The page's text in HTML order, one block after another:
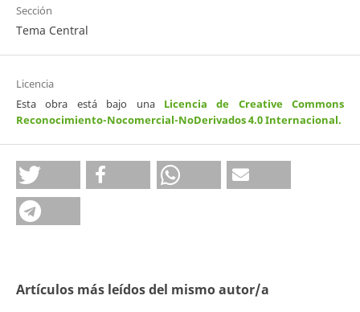
Sección
Tema Central
Licencia
Esta obra está bajo una Licencia de Creative Commons
Reconocimiento-Nocomercial-NoDerivados 4.0 Internacional.
Artículos más leídos del mismo autor/a